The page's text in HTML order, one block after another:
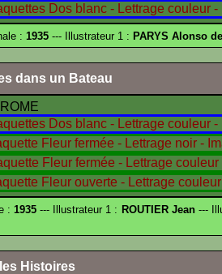
: 1935 --- Illustrateur 1 : PARYS Alonso de
dans un Bateau
:1935 --- Illustrateur 1 : ROUTIER Jean---
Histoires